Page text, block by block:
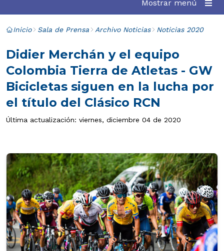
Mostrar menú
Inicio Sala de Prensa Archivo Noticias Noticias 2020
Didier Merchán y el equipo
Colombia Tierra de Atletas - GW
Bicicletas siguen en la lucha por
el título del Clásico RCN
Última actualización: viernes, diciembre 04 de 2020